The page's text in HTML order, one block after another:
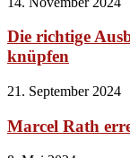
Die richtige
knüpfen
21. September 2024
Marcel Rath